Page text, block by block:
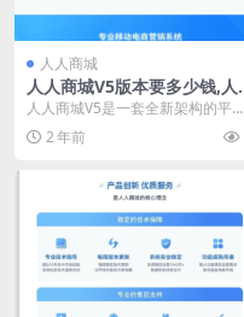
人人商城
人人商城V5版本要多少钱,人
人商城V5转让,人人商城独立
人人商城V5是一套全新架构的平台
化商城系统，支持saas部署，多商
户模式和单店铺...
2 年前